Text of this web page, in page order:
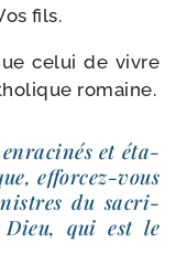
fils.
celui de vivre
romaine.
et éta­
efforcez-​vous
du sacri­
qui est le